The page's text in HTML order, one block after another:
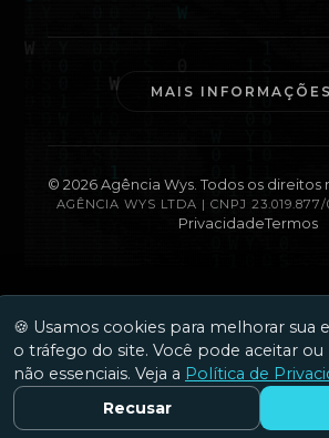
MAIS INFORMAÇÕES
© 2026Agência Wys. Todos os direitos
AGÊNCIA WYS LTDA | CNPJ 23.019.877/
PrivacidadeTermos
🍪 Usamos cookies para melhorar sua
o tráfego do site. Você pode aceitar ou
não essenciais. Veja a Política de
Recusar